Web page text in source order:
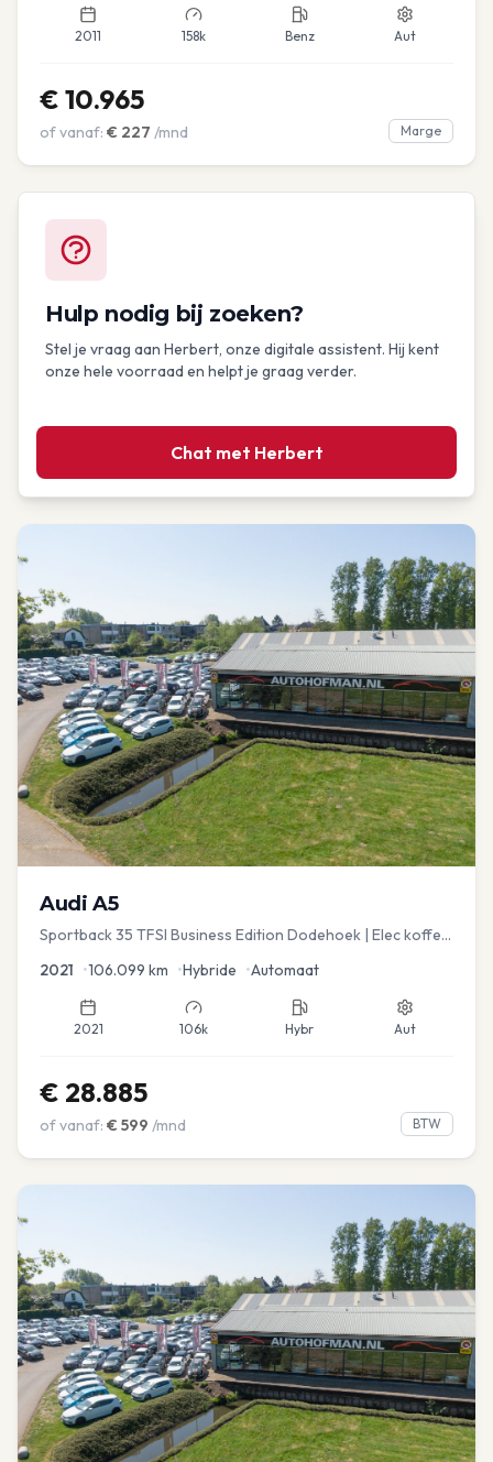
2011 158k Benz Aut
€ 10.965
of vanaf: € 227 /mnd Marge
Hulp nodig bij zoeken?
Stel je vraag aan Herbert, onze digitale assistent. Hij kent
onze hele voorraad en helpt je graag verder.
Chat met Herbert
Audi A5
Sportback 35 TFSI Business Edition Dodehoek | Elec koffer
2021 •106.099 km •Hybride •Automaat
2021 106k Hybr Aut
€ 28.885
of vanaf: € 599 /mnd BTW